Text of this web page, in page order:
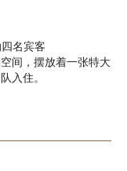
名宾客
间，摆放着一张特大
入住。